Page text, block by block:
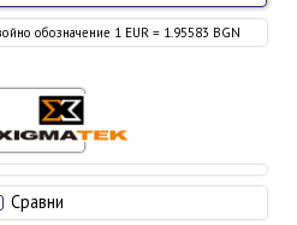
Сравни
обозначение 1 EUR = 1.95583 BGN